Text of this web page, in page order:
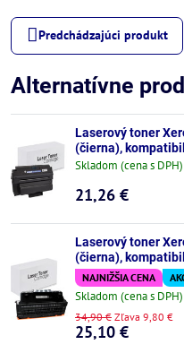
Predchádzajúci produkt
Alternatívne
Laserový toner
(čierna),
Skladom (cena s DPH)
21,26 €
Laserový toner
(čierna),
NAJNIŽŠIA CENA
Skladom (cena s DPH)
25,10 €
34,90 € Zľava 9,80 €